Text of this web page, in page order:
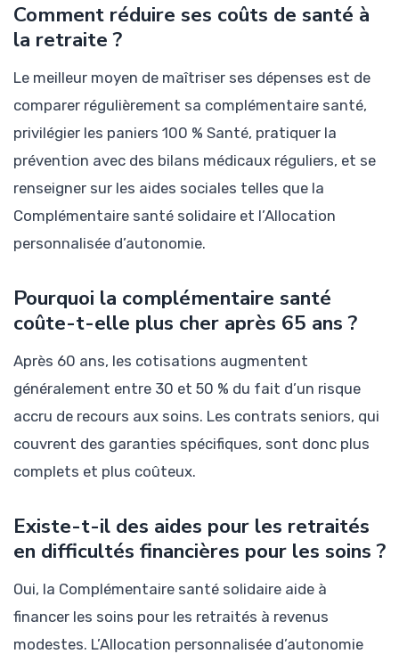
Comment réduire ses coûts de santé à
la retraite ?
Le meilleur moyen de maîtriser ses dépenses est de
comparer régulièrement sa complémentaire santé,
privilégier les paniers 100 % Santé, pratiquer la
prévention avec des bilans médicaux réguliers, et se
renseigner sur les aides sociales telles que la
Complémentaire santé solidaire et l’Allocation
personnalisée d’autonomie.
Pourquoi la complémentaire santé
coûte-t-elle plus cher après 65 ans ?
Après 60 ans, les cotisations augmentent
généralement entre 30 et 50 % du fait d’un risque
accru de recours aux soins. Les contrats seniors, qui
couvrent des garanties spécifiques, sont donc plus
complets et plus coûteux.
Existe-t-il des aides pour les retraités
en difficultés financières pour les soins ?
Oui, la Complémentaire santé solidaire aide à
financer les soins pour les retraités à revenus
modestes. L’Allocation personnalisée d’autonomie